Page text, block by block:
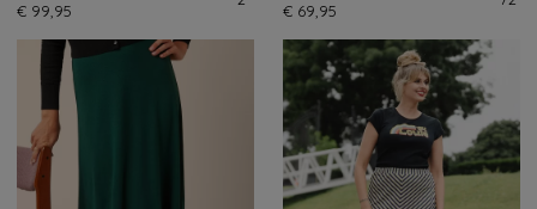
€ 99,95
€ 69,95